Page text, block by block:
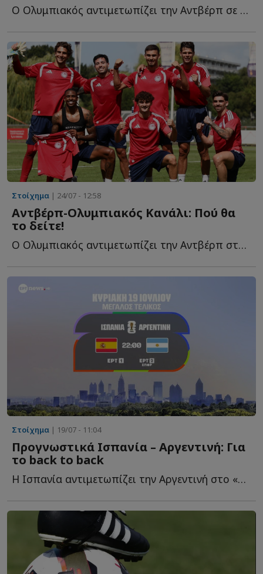
Ο Ολυμπιακός αντιμετωπίζει την Αντβέρπ σε φιλική αναμέτρηση σ...
Στοίχημα | 24/07 - 12:58
Αντβέρπ-Ολυμπιακός Κανάλι: Πού θα
το δείτε!
Ο Ολυμπιακός αντιμετωπίζει την Αντβέρπ στο πέμπτο φ...
Στοίχημα | 19/07 - 11:04
Προγνωστικά Ισπανία – Αργεντινή: Για
το back to back
Η Ισπανία αντιμετωπίζει την Αργεντινή στο «New York New Je...